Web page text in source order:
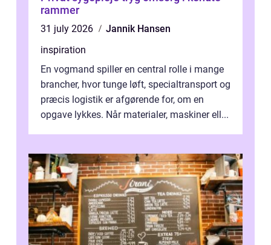
rammer
31 july 2026
Jannik Hansen
inspiration
En vogmand spiller en central rolle i mange
brancher, hvor tunge løft, specialtransport og
præcis logistik er afgørende for, om en
opgave lykkes. Når materialer, maskiner ell...